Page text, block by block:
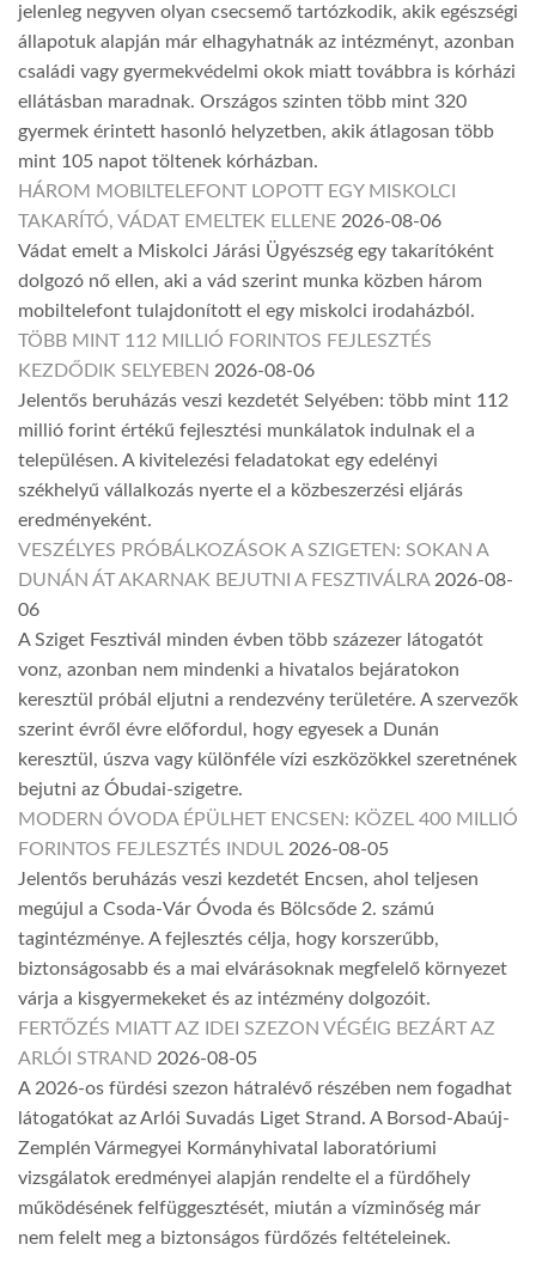
jelenleg negyven olyan csecsemő tartózkodik, akik egészségi
állapotuk alapján már elhagyhatnák az intézményt, azonban
családi vagy gyermekvédelmi okok miatt továbbra is kórházi
ellátásban maradnak. Országos szinten több mint 320
gyermek érintett hasonló helyzetben, akik átlagosan több
mint 105 napot töltenek kórházban.
HÁROM MOBILTELEFONT LOPOTT EGY MISKOLCI
TAKARÍTÓ, VÁDAT EMELTEK ELLENE 2026-08-06
Vádat emelt a Miskolci Járási Ügyészség egy takarítóként
dolgozó nő ellen, aki a vád szerint munka közben három
mobiltelefont tulajdonított el egy miskolci irodaházból.
TÖBB MINT 112 MILLIÓ FORINTOS FEJLESZTÉS
KEZDŐDIK SELYEBEN 2026-08-06
Jelentős beruházás veszi kezdetét Selyében: több mint 112
millió forint értékű fejlesztési munkálatok indulnak el a
településen. A kivitelezési feladatokat egy edelényi
székhelyű vállalkozás nyerte el a közbeszerzési eljárás
eredményeként.
VESZÉLYES PRÓBÁLKOZÁSOK A SZIGETEN: SOKAN A
DUNÁN ÁT AKARNAK BEJUTNI A FESZTIVÁLRA 2026-08-
06
A Sziget Fesztivál minden évben több százezer látogatót
vonz, azonban nem mindenki a hivatalos bejáratokon
keresztül próbál eljutni a rendezvény területére. A szervezők
szerint évről évre előfordul, hogy egyesek a Dunán
keresztül, úszva vagy különféle vízi eszközökkel szeretnének
bejutni az Óbudai-szigetre.
MODERN ÓVODA ÉPÜLHET ENCSEN: KÖZEL 400 MILLIÓ
FORINTOS FEJLESZTÉS INDUL 2026-08-05
Jelentős beruházás veszi kezdetét Encsen, ahol teljesen
megújul a Csoda-Vár Óvoda és Bölcsőde 2. számú
tagintézménye. A fejlesztés célja, hogy korszerűbb,
biztonságosabb és a mai elvárásoknak megfelelő környezet
várja a kisgyermekeket és az intézmény dolgozóit.
FERTŐZÉS MIATT AZ IDEI SZEZON VÉGÉIG BEZÁRT AZ
ARLÓI STRAND 2026-08-05
A 2026-os fürdési szezon hátralévő részében nem fogadhat
látogatókat az Arlói Suvadás Liget Strand. A Borsod-Abaúj-
Zemplén Vármegyei Kormányhivatal laboratóriumi
vizsgálatok eredményei alapján rendelte el a fürdőhely
működésének felfüggesztését, miután a vízminőség már
nem felelt meg a biztonságos fürdőzés feltételeinek.